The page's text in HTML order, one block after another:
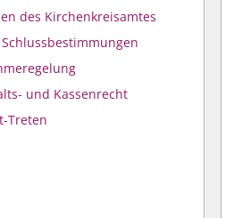
des Kirchenkreisamtes
und Kassenrecht
Treten